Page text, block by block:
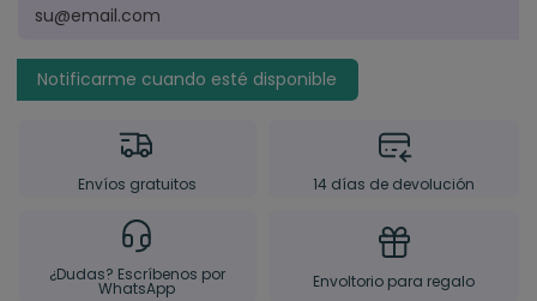
Envíos gratuitos 14 días de devolución
¿Dudas? Escríbenos por
WhatsApp Envoltorio para regalo